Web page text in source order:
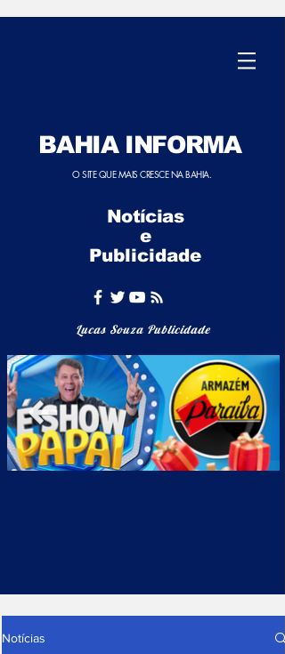
BAHIA INFORMA
O SITE QUE MAIS CRESCE NA BAHIA.
Notícias
e
Publicidade
Lucas Souza Publicidade
Notícias